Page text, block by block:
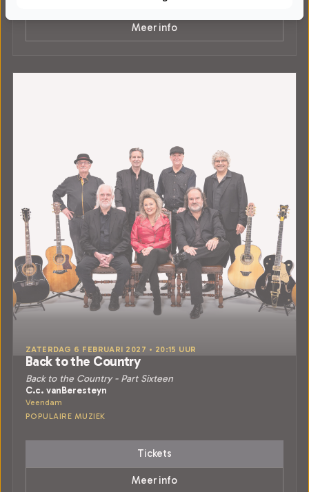
Meer info
ZATERDAG 6 FEBRUARI 2027 • 20:15 UUR
Back to the Country
Back to the Country - Part Sixteen
C.c. vanBeresteyn
Veendam
POPULAIRE MUZIEK
Tickets
Meer info